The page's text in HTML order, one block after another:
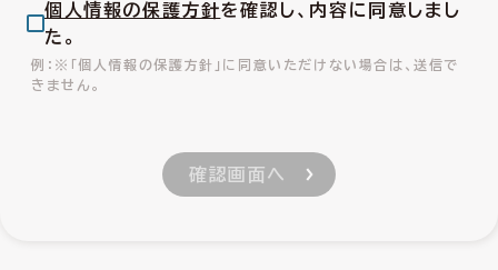
個人情報の保護方針を確認し、内容に同意しまし
た。
※「個人情報の保護方針」に同意いただけない場合は、送信で
きません。